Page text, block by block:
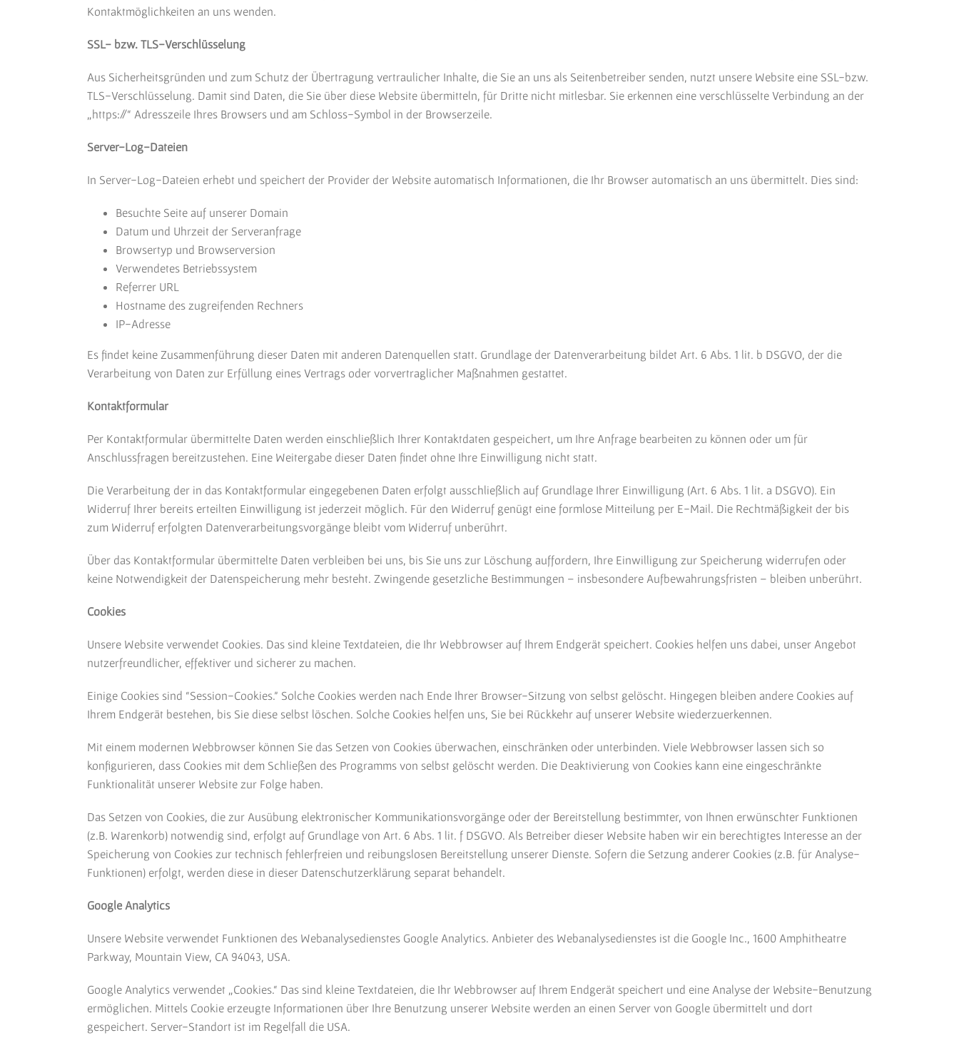
Kontaktmöglichkeiten an uns wenden.
SSL- bzw. TLS-Verschlüsselung
Aus Sicherheitsgründen und zum Schutz der Übertragung vertraulicher Inhalte, die Sie an uns als Seitenbetreiber senden, nutzt unsere Website eine SSL-bzw.
TLS-Verschlüsselung. Damit sind Daten, die Sie über diese Website übermitteln, für Dritte nicht mitlesbar. Sie erkennen eine verschlüsselte Verbindung an der
„https://“ Adresszeile Ihres Browsers und am Schloss-Symbol in der Browserzeile.
Server-Log-Dateien
In Server-Log-Dateien erhebt und speichert der Provider der Website automatisch Informationen, die Ihr Browser automatisch an uns übermittelt. Dies sind:
Besuchte Seite auf unserer Domain
Datum und Uhrzeit der Serveranfrage
Browsertyp und Browserversion
Verwendetes Betriebssystem
Referrer URL
Hostname des zugreifenden Rechners
IP-Adresse
Es findet keine Zusammenführung dieser Daten mit anderen Datenquellen statt. Grundlage der Datenverarbeitung bildet Art. 6 Abs. 1 lit. b DSGVO, der die
Verarbeitung von Daten zur Erfüllung eines Vertrags oder vorvertraglicher Maßnahmen gestattet.
Kontaktformular
Per Kontaktformular übermittelte Daten werden einschließlich Ihrer Kontaktdaten gespeichert, um Ihre Anfrage bearbeiten zu können oder um für
Anschlussfragen bereitzustehen. Eine Weitergabe dieser Daten findet ohne Ihre Einwilligung nicht statt.
Die Verarbeitung der in das Kontaktformular eingegebenen Daten erfolgt ausschließlich auf Grundlage Ihrer Einwilligung (Art. 6 Abs. 1 lit. a DSGVO). Ein
Widerruf Ihrer bereits erteilten Einwilligung ist jederzeit möglich. Für den Widerruf genügt eine formlose Mitteilung per E-Mail. Die Rechtmäßigkeit der bis
zum Widerruf erfolgten Datenverarbeitungsvorgänge bleibt vom Widerruf unberührt.
Über das Kontaktformular übermittelte Daten verbleiben bei uns, bis Sie uns zur Löschung auffordern, Ihre Einwilligung zur Speicherung widerrufen oder
keine Notwendigkeit der Datenspeicherung mehr besteht. Zwingende gesetzliche Bestimmungen – insbesondere Aufbewahrungsfristen – bleiben unberührt.
Cookies
Unsere Website verwendet Cookies. Das sind kleine Textdateien, die Ihr Webbrowser auf Ihrem Endgerät speichert. Cookies helfen uns dabei, unser Angebot
nutzerfreundlicher, effektiver und sicherer zu machen.
Einige Cookies sind “Session-Cookies.” Solche Cookies werden nach Ende Ihrer Browser-Sitzung von selbst gelöscht. Hingegen bleiben andere Cookies auf
Ihrem Endgerät bestehen, bis Sie diese selbst löschen. Solche Cookies helfen uns, Sie bei Rückkehr auf unserer Website wiederzuerkennen.
Mit einem modernen Webbrowser können Sie das Setzen von Cookies überwachen, einschränken oder unterbinden. Viele Webbrowser lassen sich so
konfigurieren, dass Cookies mit dem Schließen des Programms von selbst gelöscht werden. Die Deaktivierung von Cookies kann eine eingeschränkte
Funktionalität unserer Website zur Folge haben.
Das Setzen von Cookies, die zur Ausübung elektronischer Kommunikationsvorgänge oder der Bereitstellung bestimmter, von Ihnen erwünschter Funktionen
(z.B. Warenkorb) notwendig sind, erfolgt auf Grundlage von Art. 6 Abs. 1 lit. f DSGVO. Als Betreiber dieser Website haben wir ein berechtigtes Interesse an der
Speicherung von Cookies zur technisch fehlerfreien und reibungslosen Bereitstellung unserer Dienste. Sofern die Setzung anderer Cookies (z.B. für Analyse-
Funktionen) erfolgt, werden diese in dieser Datenschutzerklärung separat behandelt.
Google Analytics
Unsere Website verwendet Funktionen des Webanalysedienstes Google Analytics. Anbieter des Webanalysedienstes ist die Google Inc., 1600 Amphitheatre
Parkway, Mountain View, CA 94043, USA.
Google Analytics verwendet „Cookies.“ Das sind kleine Textdateien, die Ihr Webbrowser auf Ihrem Endgerät speichert und eine Analyse der Website-Benutzung
ermöglichen. Mittels Cookie erzeugte Informationen über Ihre Benutzung unserer Website werden an einen Server von Google übermittelt und dort
gespeichert. Server-Standort ist im Regelfall die USA.